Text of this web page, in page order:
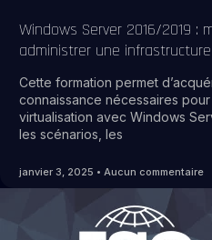
Windows Server 2016/2019
administrer une
Cette formation permet
connaissance nécessaires
virtualisation avec Windows
les scénarios, les
janvier 3, 2025 Aucun commentaire